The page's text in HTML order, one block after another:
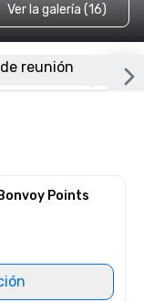
Ver la galería (16)
reunión
Points